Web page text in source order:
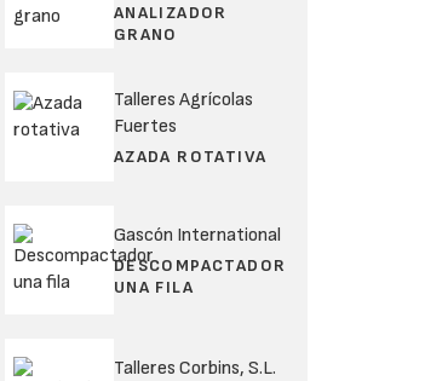
ANALIZADOR
GRANO
Talleres Agrícolas
Fuertes
AZADA ROTATIVA
Gascón International
DESCOMPACTADOR
UNA FILA
Talleres Corbins, S.L.